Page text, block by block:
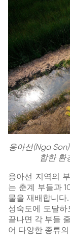
응아선(Nga
합한 환
응아선 지역의
는 춘계 부들과
물을 재배합니다
성숙도에 도달하
끝나면 각 부들
어 다양한 종류의